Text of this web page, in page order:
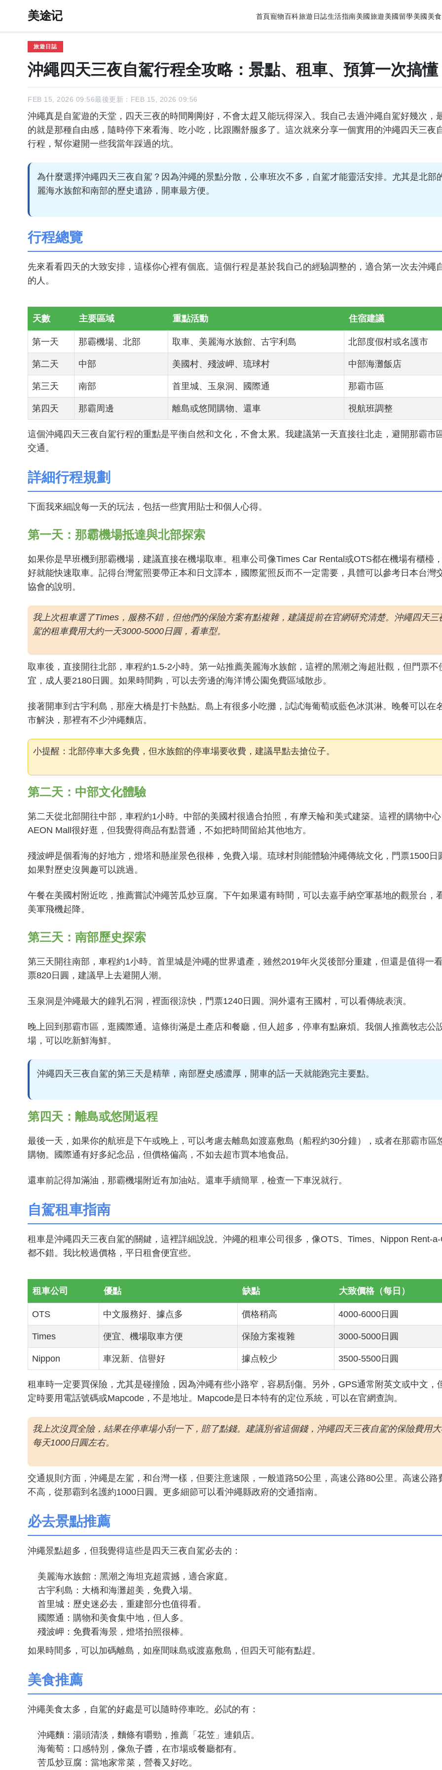
美途记 首頁寵物百科旅遊日誌生活指南美國旅遊美國留學美國美食
旅遊日誌
沖繩四天三夜自駕行程全攻略：景點、租車、預算一次搞懂
FEB 15, 2026 09:56最後更新：FEB 15, 2026 09:56
沖繩真是自駕遊的天堂，四天三夜的時間剛剛好，不會太趕又能玩得深入。我自己去過沖繩自駕好幾次，
的就是那種自由感，隨時停下來看海、吃小吃，比跟團舒服多了。這次就來分享一個實用的沖繩四天三夜
行程，幫你避開一些我當年踩過的坑。
為什麼選擇沖繩四天三夜自駕？因為沖繩的景點分散，公車班次不多，自駕才能靈活安排。尤其是北部
麗海水族館和南部的歷史遺跡，開車最方便。
行程總覽
先來看看四天的大致安排，這樣你心裡有個底。這個行程是基於我自己的經驗調整的，適合第一次去沖繩
的人。
天數 主要區域 重點活動 住宿建議
第一天 那霸機場、北部 取車、美麗海水族館、古宇利島 北部度假村或名護市
第二天 中部 美國村、殘波岬、琉球村 中部海灘飯店
第三天 南部 首里城、玉泉洞、國際通 那霸市區
第四天 那霸周邊 離島或悠閒購物、還車 視航班調整
這個沖繩四天三夜自駕行程的重點是平衡自然和文化，不會太累。我建議第一天直接往北走，避開那霸市
交通。
詳細行程規劃
下面我來細說每一天的玩法，包括一些實用貼士和個人心得。
第一天：那霸機場抵達與北部探索
如果你是早班機到那霸機場，建議直接在機場取車。租車公司像Times Car Rental或OTS都在機場有櫃檯
好就能快速取車。記得台灣駕照要帶正本和日文譯本，國際駕照反而不一定需要，具體可以參考日本台灣
協會的說明。
我上次租車選了Times，服務不錯，但他們的保險方案有點複雜，建議提前在官網研究清楚。沖繩四天三
駕的租車費用大約一天3000-5000日圓，看車型。
取車後，直接開往北部，車程約1.5-2小時。第一站推薦美麗海水族館，這裡的黑潮之海超壯觀，但門票不
宜，成人要2180日圓。如果時間夠，可以去旁邊的海洋博公園免費區域散步。
接著開車到古宇利島，那座大橋是打卡熱點。島上有很多小吃攤，試試海葡萄或藍色冰淇淋。晚餐可以在
市解決，那裡有不少沖繩麵店。
小提醒：北部停車大多免費，但水族館的停車場要收費，建議早點去搶位子。
第二天：中部文化體驗
第二天從北部開往中部，車程約1小時。中部的美國村很適合拍照，有摩天輪和美式建築。這裡的購物中心
AEON Mall很好逛，但我覺得商品有點普通，不如把時間留給其他地方。
殘波岬是個看海的好地方，燈塔和懸崖景色很棒，免費入場。琉球村則能體驗沖繩傳統文化，門票1500日
如果對歷史沒興趣可以跳過。
午餐在美國村附近吃，推薦嘗試沖繩苦瓜炒豆腐。下午如果還有時間，可以去嘉手納空軍基地的觀景台，
美軍飛機起降。
第三天：南部歷史探索
第三天開往南部，車程約1小時。首里城是沖繩的世界遺產，雖然2019年火災後部分重建，但還是值得一
票820日圓，建議早上去避開人潮。
玉泉洞是沖繩最大的鐘乳石洞，裡面很涼快，門票1240日圓。洞外還有王國村，可以看傳統表演。
晚上回到那霸市區，逛國際通。這條街滿是土產店和餐廳，但人超多，停車有點麻煩。我個人推薦牧志公
場，可以吃新鮮海鮮。
沖繩四天三夜自駕的第三天是精華，南部歷史感濃厚，開車的話一天就能跑完主要點。
第四天：離島或悠閒返程
最後一天，如果你的航班是下午或晚上，可以考慮去離島如渡嘉敷島（船程約30分鐘），或者在那霸市區
購物。國際通有好多紀念品，但價格偏高，不如去超市買本地食品。
還車前記得加滿油，那霸機場附近有加油站。還車手續簡單，檢查一下車況就行。
自駕租車指南
租車是沖繩四天三夜自駕的關鍵，這裡詳細說說。沖繩的租車公司很多，像OTS、Times、Nippon Rent-
都不錯。我比較過價格，平日租會便宜些。
租車公司 優點 缺點 大致價格（每日）
OTS 中文服務好、據点多 價格稍高 4000-6000日圓
Times 便宜、機場取車方便 保險方案複雜 3000-5000日圓
Nippon 車況新、信譽好 據点較少 3500-5500日圓
租車時一定要買保險，尤其是碰撞險，因為沖繩有些小路窄，容易刮傷。另外，GPS通常附英文或中文，
定時要用電話號碼或Mapcode，不是地址。Mapcode是日本特有的定位系統，可以在官網查詢。
我上次沒買全險，結果在停車場小刮一下，賠了點錢。建議別省這個錢，沖繩四天三夜自駕的保險費用
每天1000日圓左右。
交通規則方面，沖繩是左駕，和台灣一樣，但要注意速限，一般道路50公里，高速公路80公里。高速公路
不高，從那霸到名護約1000日圓。更多細節可以看沖繩縣政府的交通指南。
必去景點推薦
沖繩景點超多，但我覺得這些是四天三夜自駕必去的：
美麗海水族館：黑潮之海坦克超震撼，適合家庭。
古宇利島：大橋和海灘超美，免費入場。
首里城：歷史迷必去，重建部分也值得看。
國際通：購物和美食集中地，但人多。
殘波岬：免費看海景，燈塔拍照很棒。
如果時間多，可以加碼離島，如座間味島或渡嘉敷島，但四天可能有點趕。
美食推薦
沖繩美食太多，自駕的好處是可以隨時停車吃。必試的有：
沖繩麵：湯頭清淡，麵條有嚼勁，推薦「花笠」連鎖店。
海葡萄：口感特別，像魚子醬，在市場或餐廳都有。
苦瓜炒豆腐：當地家常菜，營養又好吃。